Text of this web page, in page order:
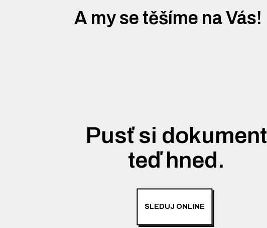
A my se těšíme na Vás!
Pusť si dokument
teď hned.
SLEDUJ ONLINE